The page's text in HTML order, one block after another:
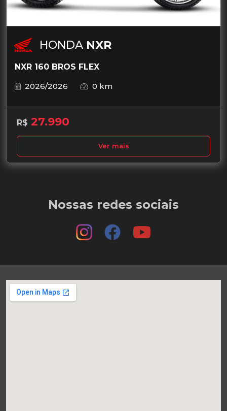
HONDA NXR
NXR 160 BROS FLEX
2026/2026
0 km
R$ 27.990
Ver mais
Nossas redes sociais